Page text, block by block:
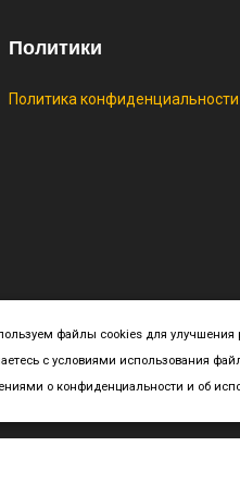
Политики
Политика конфиденциальности
файлы cookies для улучшения
с условиями использования
о конфиденциальности и об